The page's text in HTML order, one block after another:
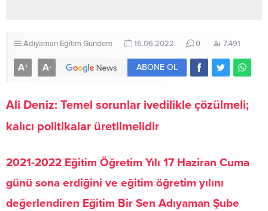
Adıyaman Eğitim Gündem 16.06.2022 0 7.491
A+ A- ABONE OL
Ali Deniz: Temel sorunlar ivedilikle çözülmeli;
kalıcı politikalar üretilmelidir
2021-2022 Eğitim Öğretim Yılı 17 Haziran Cuma
günü sona erdiğini ve eğitim öğretim yılını
değerlendiren Eğitim Bir Sen Adıyaman Şube